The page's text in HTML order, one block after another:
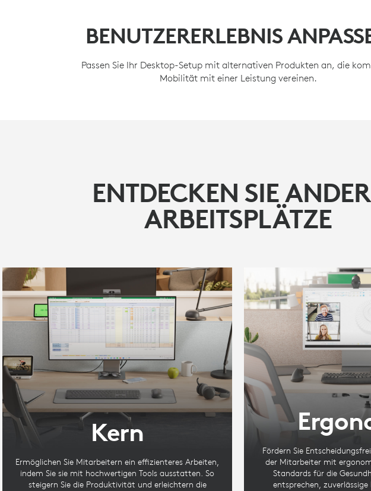
BENUTZERERLEBNIS
Passen Sie Ihr Desktop-Setup mit alternativen Produkten an, die
Mobilität mit einer Leistung vereinen.
ENTDECKEN SIE
ARBEITSPLÄTZE
Kern
Ermöglichen Sie Mitarbeitern ein effizienteres Arbeiten,
indem Sie sie mit hochwertigen Tools ausstatten. So
steigern Sie die Produktivität und erleichtern die
Fördern Sie
der Mitarbeiter mit
Standards für die
entsprechen,